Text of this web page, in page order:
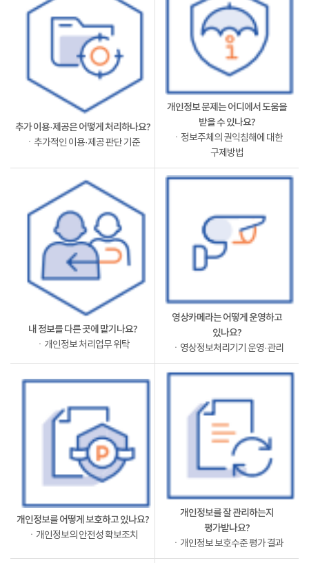
추가 이용·제공은 어떻게 처리하나요?
ㆍ추가적인 이용·제공 판단 기준
개인정보 문제는 어디에서 도움을
받을 수 있나요?
ㆍ정보주체의 권익침해에 대한
구제방법
내 정보를 다른 곳에 맡기나요?
ㆍ개인정보 처리업무 위탁
영상카메라는 어떻게 운영하고
있나요?
ㆍ영상정보처리기기 운영·관리
개인정보를 어떻게 보호하고 있나요?
ㆍ개인정보의 안전성 확보조치
개인정보를 잘 관리하는지
평가받나요?
ㆍ개인정보 보호수준 평가 결과